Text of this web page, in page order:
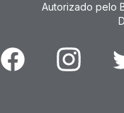
Autorizado pelo
Facebook Instagram